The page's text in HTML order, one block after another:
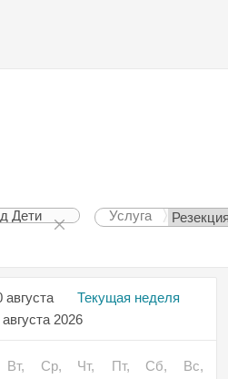
Дети Услуга
Текущая неделя
августа
2026
Вт,
Ср,
Чт,
Пт,
Сб,
Вс,